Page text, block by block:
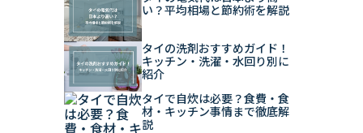
い？平均相場と節約術を解説
タイの洗剤おすすめガイド！
キッチン・洗濯・水回り別に
紹介
タイで自炊は必要？食費・食
材・キッチン事情まで徹底解
説